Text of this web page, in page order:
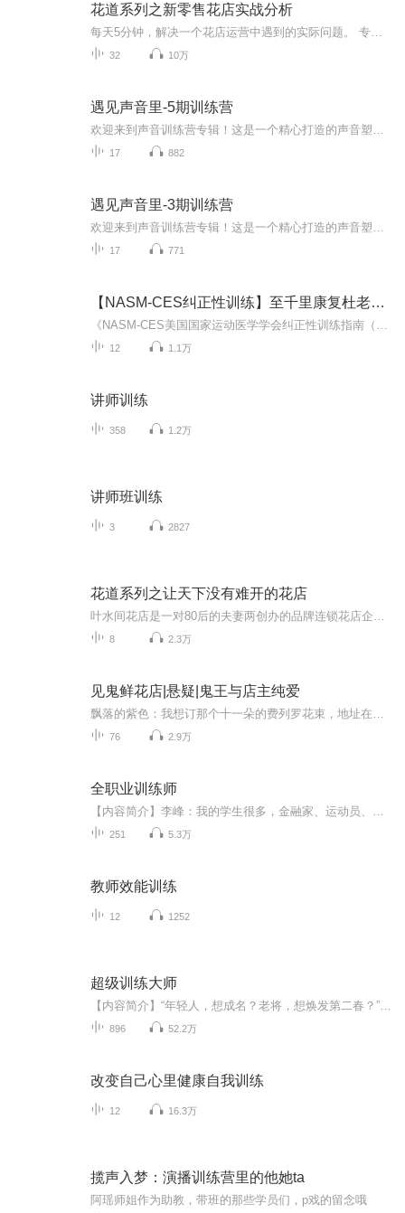
花道系列之新零售花店实战分析
32 10万
遇见声音里-5期训练营
17 882
遇见声音里-3期训练营
17 771
【NASM-CES纠正性训练】至千里康复杜老师讲解
12 1.1万
讲师训练
358 1.2万
讲师班训练
3 2827
花道系列之让天下没有难开的花店
8 2.3万
见鬼鲜花店|悬疑|鬼王与店主纯爱
76 2.9万
全职业训练师
251 5.3万
教师效能训练
12 1252
超级训练大师
896 52.2万
改变自己心里健康自我训练
12 16.3万
揽声入梦：演播训练营里的他她ta
阿瑶师姐作为助教，带班的那些学员们，p戏的留念哦